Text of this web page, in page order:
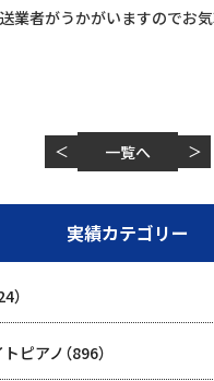
業者がうかがいますのでお
＜ 一覧へ ＞
実績カテゴリー
）
ピアノ （896）